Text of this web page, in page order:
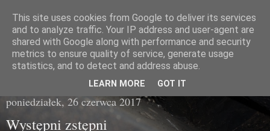
Miasto Gówna
brzydka prawda z poziomu chodnika
poniedziałek, 26 czerwca 2017
Występni zstępni
This site uses cookies from Google to deliver its services
and to analyze traffic. Your IP address and user-agent are
shared with Google along with performance and security
metrics to ensure quality of service, generate usage
statistics, and to detect and address abuse.
LEARN MORE GOT IT